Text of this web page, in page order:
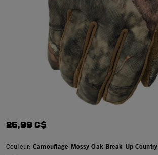
25,99 C$
Couleur:Camouflage Mossy Oak Break-Up Country